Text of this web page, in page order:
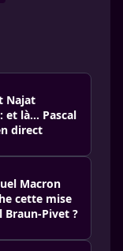
Najat
et là… Pascal
direct
Macron
cette mise
Braun-Pivet ?